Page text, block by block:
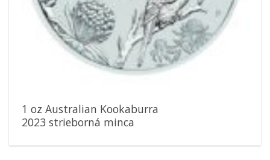
1 oz Australian Kookaburra
2023 strieborná minca